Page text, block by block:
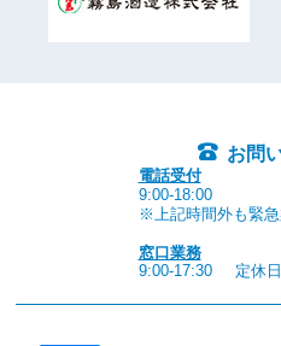
お問
電話受付
9:00-18:00
※上記時間外も緊急
窓口業務
9:00-17:30
定休